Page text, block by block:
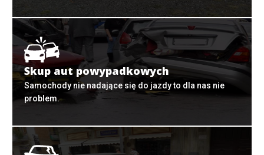
Skup aut powypadkowych
Samochody nie nadające się do jazdy to dla nas nie
problem.